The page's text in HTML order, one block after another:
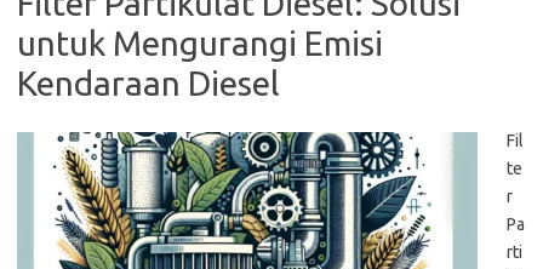
untuk Mengurangi Emisi
Kendaraan Diesel
Fil
te
r
Pa
rti